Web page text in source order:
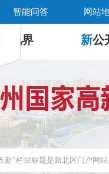
智能问答 网站
视界 新公